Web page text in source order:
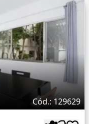
Cód.: 129629